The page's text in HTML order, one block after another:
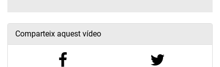
Comparteix aquest vídeo